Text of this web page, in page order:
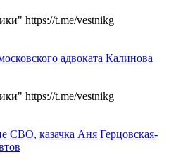
https://t.me/vestnikg
адвоката Калинова
https://t.me/vestnikg
СВО, казачка Аня Герцовская-